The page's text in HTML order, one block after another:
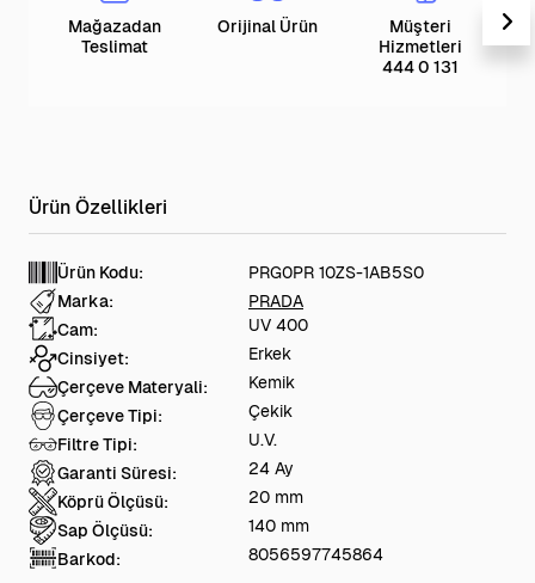
Mağazadan
Teslimat
Orijinal Ürün
Müşteri
Hizmetleri
444 0 131
Ürün Kodu:
PRG0PR 10ZS-1AB5S0
Marka:
PRADA
Cam:
UV 400
Cinsiyet:
Erkek
Çerçeve Materyali:
Kemik
Çerçeve Tipi:
Çekik
Filtre Tipi:
U.V.
Garanti Süresi:
24 Ay
Köprü Ölçüsü:
20 mm
Sap Ölçüsü:
140 mm
Barkod:
8056597745864